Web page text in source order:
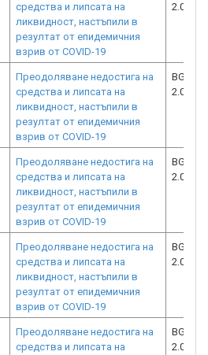
средства и липсата на
ликвидност, настъпили в
резултат от епидемичния
взрив от COVID-19
2.073-
Преодоляване недостига на
средства и липсата на
ликвидност, настъпили в
резултат от епидемичния
взрив от COVID-19
2.073-
Преодоляване недостига на
средства и липсата на
ликвидност, настъпили в
резултат от епидемичния
взрив от COVID-19
2.073-
Преодоляване недостига на
средства и липсата на
ликвидност, настъпили в
резултат от епидемичния
взрив от COVID-19
2.073-
Преодоляване недостига на
средства и липсата на
2.073-